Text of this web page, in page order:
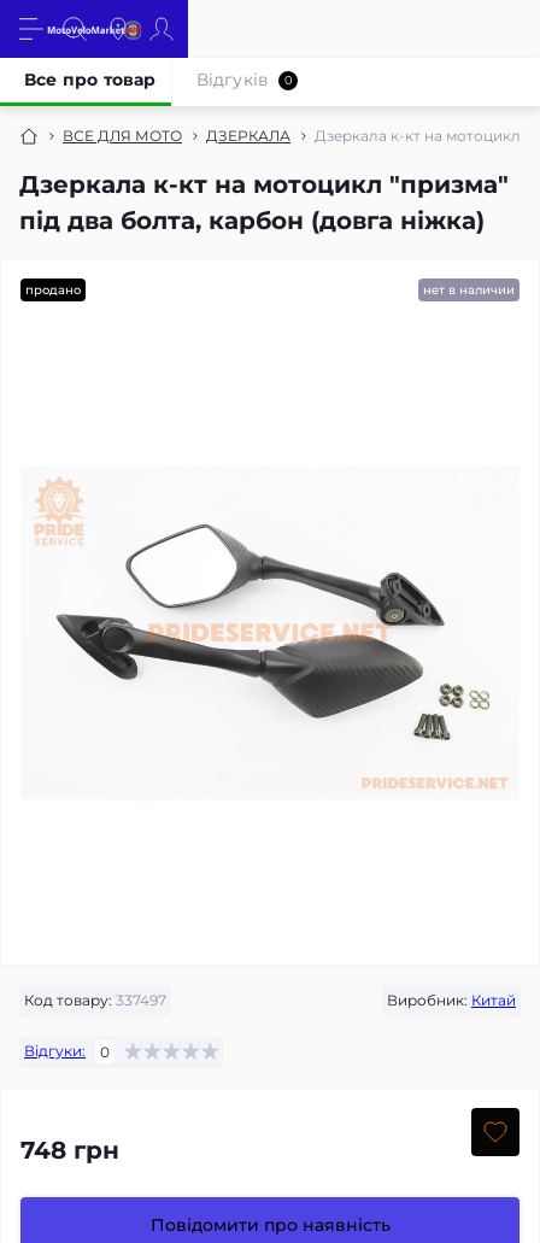
ВСЕ ДЛЯ МОТО ДЗЕРКАЛА Дзеркала к-кт на мотоцикл
Дзеркала к-кт на мотоцикл "призма"
під два болта, карбон (довга ніжка)
Все про товар Відгуків 0
продано нет в наличии
Код товару: 337497 Виробник: Китай
Відгуки: 0
748 грн
Повідомити про наявність